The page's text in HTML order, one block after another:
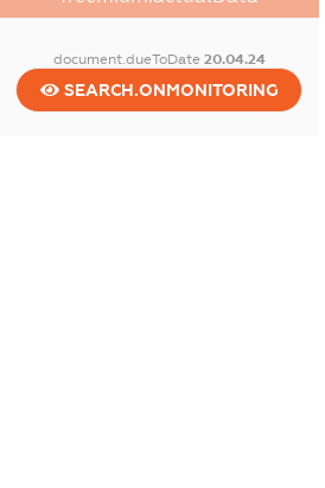
document.dueToDate 20.04.24
SEARCH.ONMONITORING